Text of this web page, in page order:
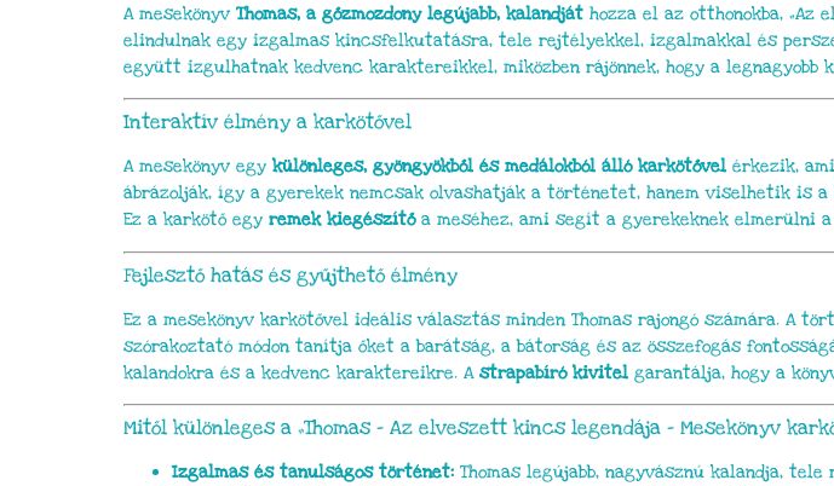
A mesekönyv Thomas, a gőzmozdony legújabb, kalandját hozza el az otthonokba, „Az
elindulnak egy izgalmas kincsfelkutatásra, tele rejtélyekkel, izgalmakkal és
együtt izgulhatnak kedvenc karaktereikkel, miközben rájönnek, hogy a legnagyobb
Interaktív élmény a karkötővel
A mesekönyv egy különleges, gyöngyökből és medálokból álló karkötővel érkezik,
ábrázolják, így a gyerekek nemcsak olvashatják a történetet, hanem viselhetik
Ez a karkötő egy remek kiegészítőa meséhez, ami segít a gyerekeknek elmerülni
Fejlesztő hatás és gyűjthető élmény
Ez a mesekönyv karkötővel ideális választás minden Thomas rajongó számára. A
szórakoztató módon tanítja őket a barátság, a bátorság és az összefogás
kalandokra és a kedvenc karaktereikre. A strapabíró kivitel garantálja, hogy a
Mitől különleges a „Thomas – Az elveszett kincs legendája – Mesekönyv
Izgalmas és tanulságos történet: Thomas legújabb, nagyvásznú kalandja,